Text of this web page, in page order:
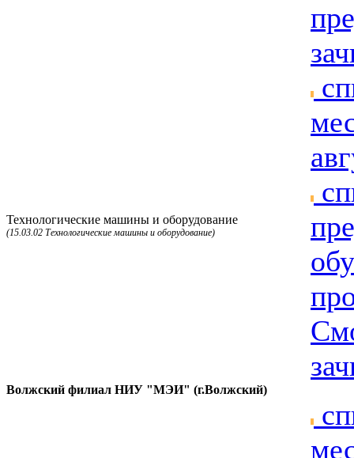
Технологические машины и оборудование
(15.03.02 Технологические машины и оборудование)
Волжский филиал НИУ "МЭИ" (г.Волжский)